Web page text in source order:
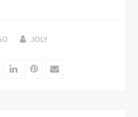
JOLY
LinkedInPinterest
Email